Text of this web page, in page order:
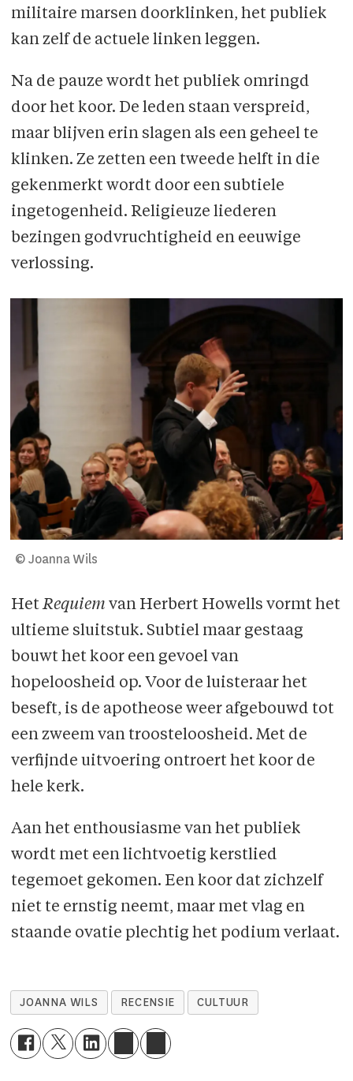
militaire marsen doorklinken, het publiek
kan zelf de actuele linken leggen.
Na de pauze wordt het publiek omringd
door het koor. De leden staan verspreid,
maar blijven erin slagen als een geheel te
klinken. Ze zetten een tweede helft in die
gekenmerkt wordt door een subtiele
ingetogenheid. Religieuze liederen
bezingen godvruchtigheid en eeuwige
verlossing.
© Joanna Wils
HetRequiem van Herbert Howells vormt het
ultieme sluitstuk. Subtiel maar gestaag
bouwt het koor een gevoel van
hopeloosheid op. Voor de luisteraar het
beseft, is de apotheose weer afgebouwd tot
een zweem van troosteloosheid. Met de
verfijnde uitvoering ontroert het koor de
hele kerk.
Aan het enthousiasme van het publiek
wordt met een lichtvoetig kerstlied
tegemoet gekomen. Een koor dat zichzelf
niet te ernstig neemt, maar met vlag en
staande ovatie plechtig het podium verlaat.
JOANNA WILS RECENSIE CULTUUR